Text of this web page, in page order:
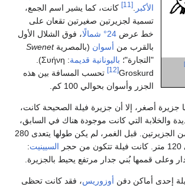
الأكبر .
[11]
كانت، كما يشير اسم الجمع،
تسمية لجزيرتين صغيرتين تقعان على
خط عرض24° شمالًا
، فوق الشلال الأول
بالقرب من أسوان (بالمصريةSwenet
"التجارة"؛ باليونانية قديمة:
Συήνη
).
Groskurd
[12]
تحسب المسافة بين هذه
الجزر وأسوان بحوالي 100 كم.
جزيرة أصغر، إلا أن جزيرة فيلة الصحيحة كانت،
والخلابة التي كانت موجودة هناك في السابق،
أكثر إثارة للاهتمام من الجزيرتين. قبل الغمر، لم يكن طولها يتعدى 280
السيينيت:
وعلى قممها بُني جدار مرتفع يحيط بالجزيرة.
إحدى أماكن دفن أوزوريس، فقد كانت تحظى